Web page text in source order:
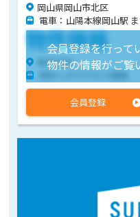
岡山県岡山市北区
電車：山陽本線岡山駅
会員登録を行って
物件の情報がご覧
物件価格
物件住所
物件へのアクセス情報
会員登録